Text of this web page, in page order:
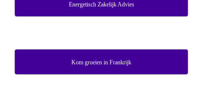
Energetisch Zakelijk Advies
Kom groeien in Frankrijk